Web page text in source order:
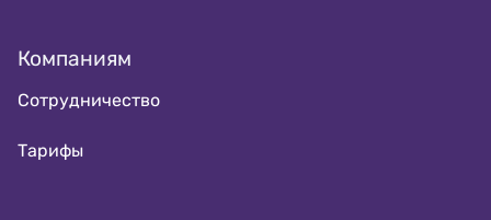
Компаниям
Сотрудничество
Тарифы